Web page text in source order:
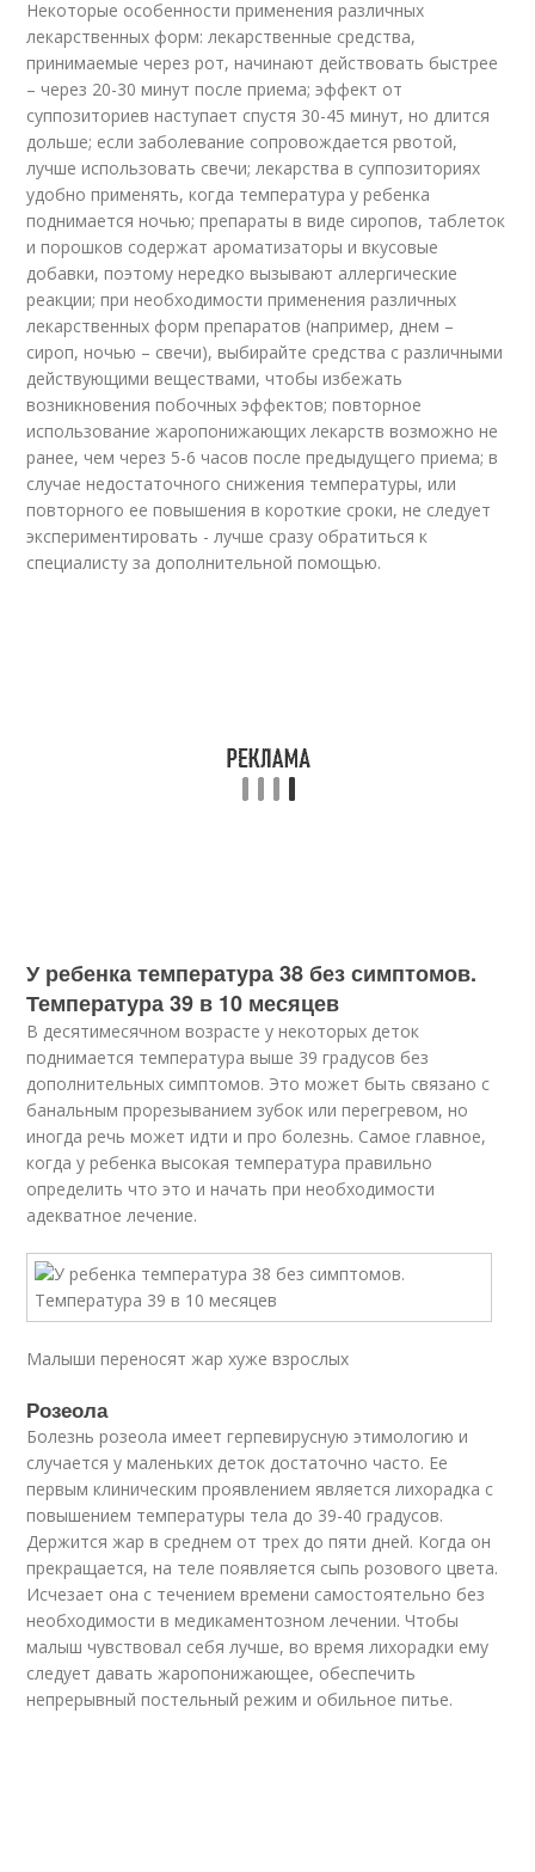
Некоторые особенности применения различных
лекарственных форм: лекарственные средства,
принимаемые через рот, начинают действовать быстрее
– через 20-30 минут после приема; эффект от
суппозиториев наступает спустя 30-45 минут, но длится
дольше; если заболевание сопровождается рвотой,
лучше использовать свечи; лекарства в суппозиториях
удобно применять, когда температура у ребенка
поднимается ночью; препараты в виде сиропов, таблеток
и порошков содержат ароматизаторы и вкусовые
добавки, поэтому нередко вызывают аллергические
реакции; при необходимости применения различных
лекарственных форм препаратов (например, днем –
сироп, ночью – свечи), выбирайте средства с различными
действующими веществами, чтобы избежать
возникновения побочных эффектов; повторное
использование жаропонижающих лекарств возможно не
ранее, чем через 5-6 часов после предыдущего приема; в
случае недостаточного снижения температуры, или
повторного ее повышения в короткие сроки, не следует
экспериментировать - лучше сразу обратиться к
специалисту за дополнительной помощью.
У ребенка температура 38 без симптомов.
Температура 39 в 10 месяцев
В десятимесячном возрасте у некоторых деток
поднимается температура выше 39 градусов без
дополнительных симптомов. Это может быть связано с
банальным прорезыванием зубок или перегревом, но
иногда речь может идти и про болезнь. Самое главное,
когда у ребенка высокая температура правильно
определить что это и начать при необходимости
адекватное лечение.
Малыши переносят жар хуже взрослых
Розеола
Болезнь розеола имеет герпевирусную этимологию и
случается у маленьких деток достаточно часто. Ее
первым клиническим проявлением является лихорадка с
повышением температуры тела до 39-40 градусов.
Держится жар в среднем от трех до пяти дней. Когда он
прекращается, на теле появляется сыпь розового цвета.
Исчезает она с течением времени самостоятельно без
необходимости в медикаментозном лечении. Чтобы
малыш чувствовал себя лучше, во время лихорадки ему
следует давать жаропонижающее, обеспечить
непрерывный постельный режим и обильное питье.